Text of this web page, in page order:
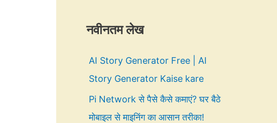
नवीनतम लेख
AI Story Generator Free | AI
Story Generator Kaise kare
Pi Network से पैसे कैसे कमाएं? घर बैठे
मोबाइल से माइनिंग का आसान तरीका!